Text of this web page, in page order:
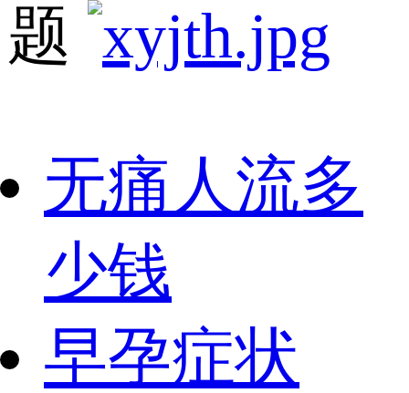
题
无痛人流多
少钱
早孕症状